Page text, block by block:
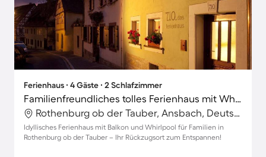
Ferienhaus ∙ 4 Gäste ∙ 2 Schlafzimmer
Familienfreundliches tolles Ferienhaus mit Whirlpool und Terrasse | Perfekt für die Arbeit von Zuhause
Rothenburg ob der Tauber, Ansbach, Deutschland
Idyllisches Ferienhaus mit Balkon und Whirlpool für Familien in
Rothenburg ob der Tauber – Ihr Rückzugsort zum Entspannen!